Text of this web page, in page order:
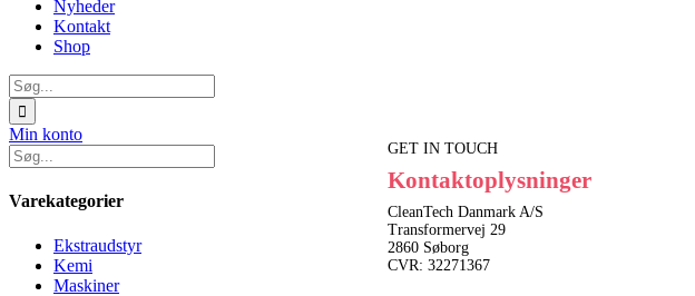
Nyheder
Kontakt
Shop
Søg
efter:
Min konto
Varekategorier
Ekstraudstyr
Kemi
Maskiner
GET IN TOUCH
Kontaktoplysninger
CleanTech Danmark A/S
Transformervej 29
2860 Søborg
CVR: 32271367